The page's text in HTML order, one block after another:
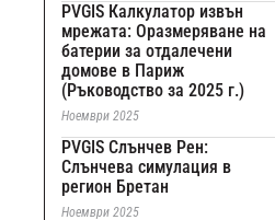
PVGIS Калкулатор извън
мрежата: Оразмеряване на
батерии за отдалечени
домове в Париж
(Ръководство за 2025 г.)
Ноември 2025
PVGIS Слънчев Рен:
Слънчева симулация в
регион Бретан
Ноември 2025